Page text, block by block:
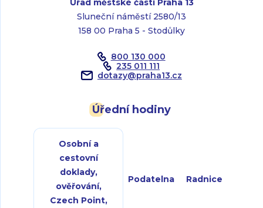
Úřad městské části Praha 13
Sluneční náměstí 2580/13
158 00 Praha 5 - Stodůlky
800 130 000
235 011 111
dotazy@praha13.cz
Úřední hodiny
Osobní a
cestovní
doklady,
ověřování,
Czech Point,
Podatelna Radnice